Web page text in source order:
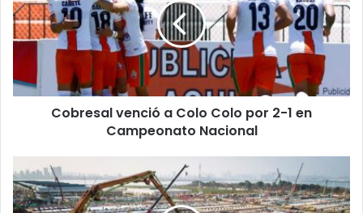
Colo
Colo
por
2-
1
en
CampeonatoCobresal venció a Colo Colo por 2-1 en
Campeonato Nacional
días
demoro